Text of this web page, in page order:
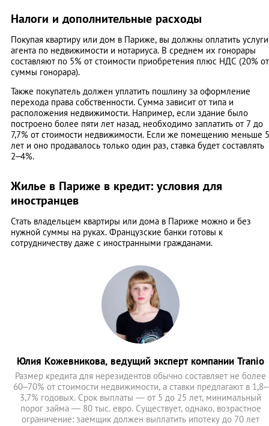
Налоги и дополнительные расходы
Покупая квартиру или дом в Париже, вы должны оплатить услуги
агента по недвижимости и нотариуса. В среднем их гонорары
составляют по 5% от стоимости приобретения плюс НДС (20% от
суммы гонорара).
Также покупатель должен уплатить пошлину за оформление
перехода права собственности. Сумма зависит от типа и
расположения недвижимости. Например, если здание было
построено более пяти лет назад, необходимо заплатить от 7 до
7,7% от стоимости недвижимости. Если же помещению меньше 5
лет и оно продавалось только один раз, ставка будет составлять
2–4%.
Жилье в Париже в кредит: условия для
иностранцев
Стать владельцем квартиры или дома в Париже можно и без
нужной суммы на руках. Французские банки готовы к
сотрудничеству даже с иностранными гражданами.
Юлия Кожевникова, ведущий эксперт компании Tranio
Размер кредита для нерезидентов обычно составляет не более
60–70% от стоимости недвижимости, а ставки предлагают в 1,8–
3,7% годовых. Срок выплаты — от 5 до 25 лет, минимальный
порог займа — 80 тыс. евро. Существует, однако, возрастное
ограничение: заемщик должен выплатить ипотеку до 70 лет